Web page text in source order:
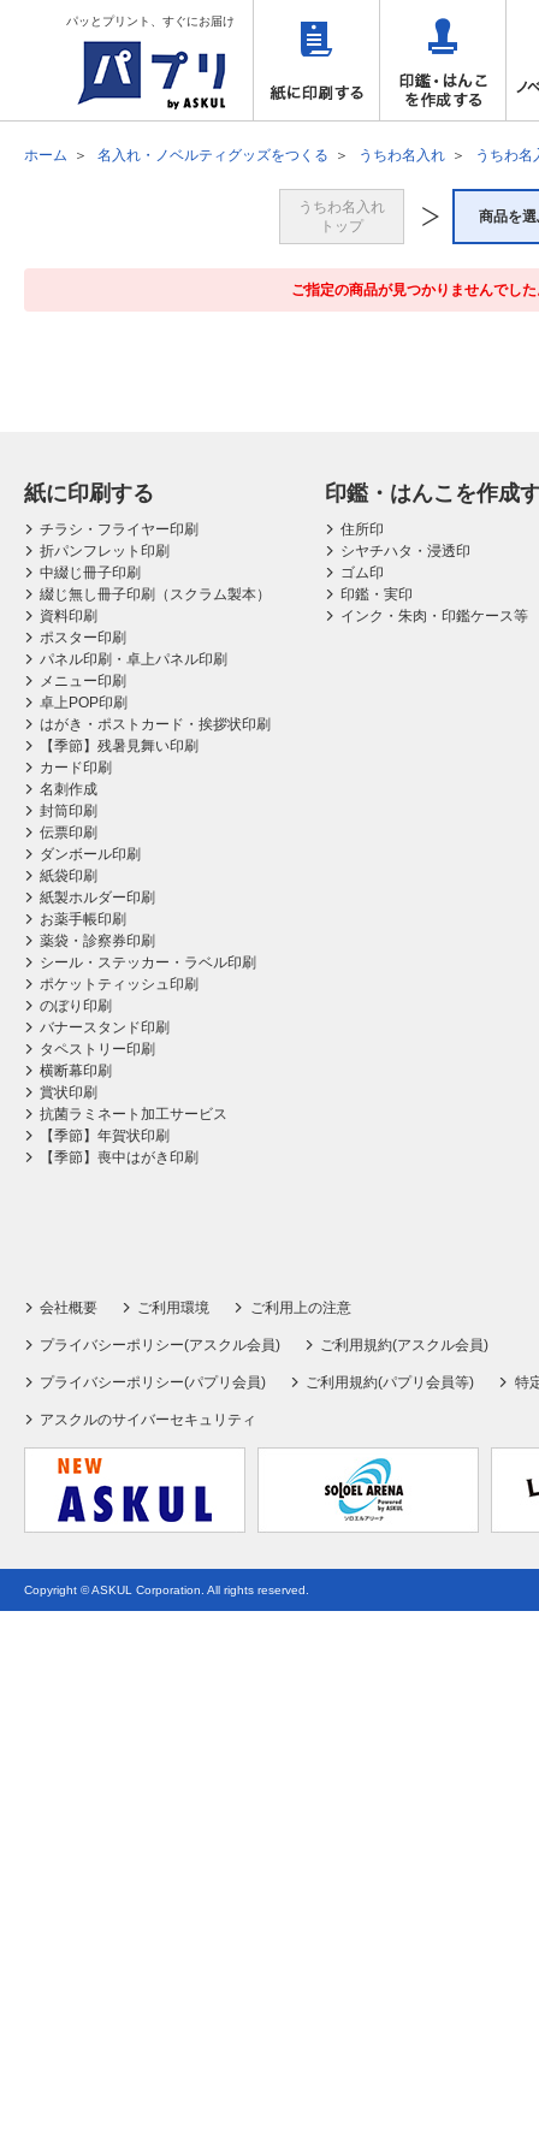
パッとプリント、すぐにお届け
ホーム 名入れ・ノベルティグッズをつくる うちわ名入れ うちわ名
うちわ名入れ
トップ
商品を
ご指定の商品が見つかりませんでし
紙に印刷する
チラシ・フライヤー印刷
折パンフレット印刷
中綴じ冊子印刷
綴じ無し冊子印刷（スクラム製本）
資料印刷
ポスター印刷
パネル印刷・卓上パネル印刷
メニュー印刷
卓上POP印刷
はがき・ポストカード・挨拶状印刷
【季節】残暑見舞い印刷
カード印刷
名刺作成
封筒印刷
伝票印刷
ダンボール印刷
紙袋印刷
紙製ホルダー印刷
お薬手帳印刷
薬袋・診察券印刷
シール・ステッカー・ラベル印刷
ポケットティッシュ印刷
のぼり印刷
バナースタンド印刷
タペストリー印刷
横断幕印刷
賞状印刷
抗菌ラミネート加工サービス
【季節】年賀状印刷
【季節】喪中はがき印刷
印鑑・はんこを作成
住所印
シヤチハタ・浸透印
ゴム印
印鑑・実印
インク・朱肉・印鑑ケース等
会社概要 ご利用環境 ご利用上の注意
プライバシーポリシー(アスクル会員) ご利用規約(アスクル会員)
プライバシーポリシー(パプリ会員) ご利用規約(パプリ会員等) 特
アスクルのサイバーセキュリティ
Copyright © ASKUL Corporation. All rights reserved.